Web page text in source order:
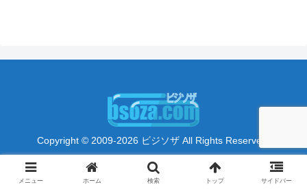
Copyright © 2009-2026 ビジソザ All Rights Reserved.
メニュー ホーム 検索 トップ サイドバー